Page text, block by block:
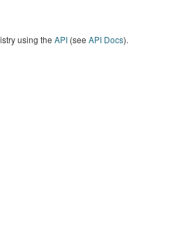
using the API (see API Docs).